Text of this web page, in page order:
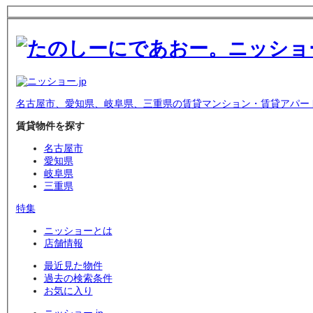
名古屋市、愛知県、岐阜県、三重県の賃貸マンション・賃貸アパー
賃貸物件を探す
名古屋市
愛知県
岐阜県
三重県
特集
ニッショーとは
店舗情報
最近見た物件
過去の検索条件
お気に入り